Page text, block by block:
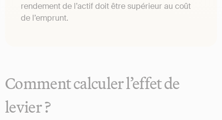
rendement de l’actif doit être supérieur au coût
de l’emprunt.
Comment calculer l’effet de
levier ?